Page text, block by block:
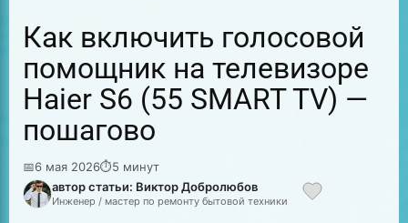
Как включить голосовой
помощник на телевизоре
Haier S6 (55 SMART TV) —
пошагово
📅6 мая 2026⏱5 минут
автор статьи: Виктор Добролюбов
Инженер / мастер по ремонту бытовой техники